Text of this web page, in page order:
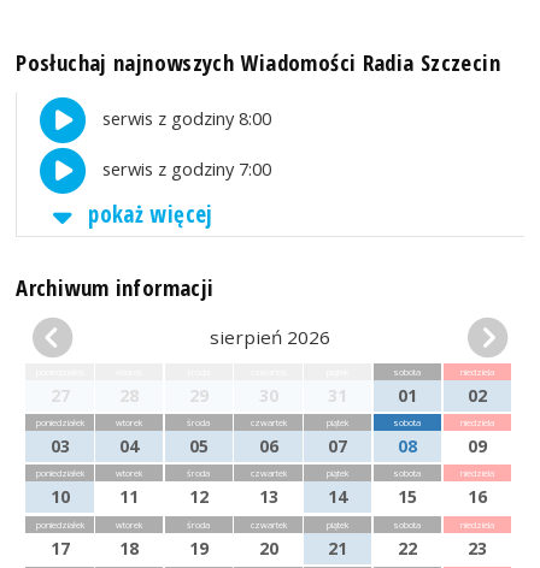
Posłuchaj najnowszych Wiadomości Radia Szczecin
serwis z godziny 8:00
serwis z godziny 7:00
pokaż więcej
Archiwum informacji
sierpień 2026
27 28 29 30 31
sobota
01
niedziela
02
poniedziałek
03
wtorek
04
środa
05
czwartek
06
piątek
07
sobota
08
niedziela
09
poniedziałek
10
wtorek
11
środa
12
czwartek
13
piątek
14
sobota
15
niedziela
16
poniedziałek
17
wtorek
18
środa
19
czwartek
20
piątek
21
sobota
22
niedziela
23